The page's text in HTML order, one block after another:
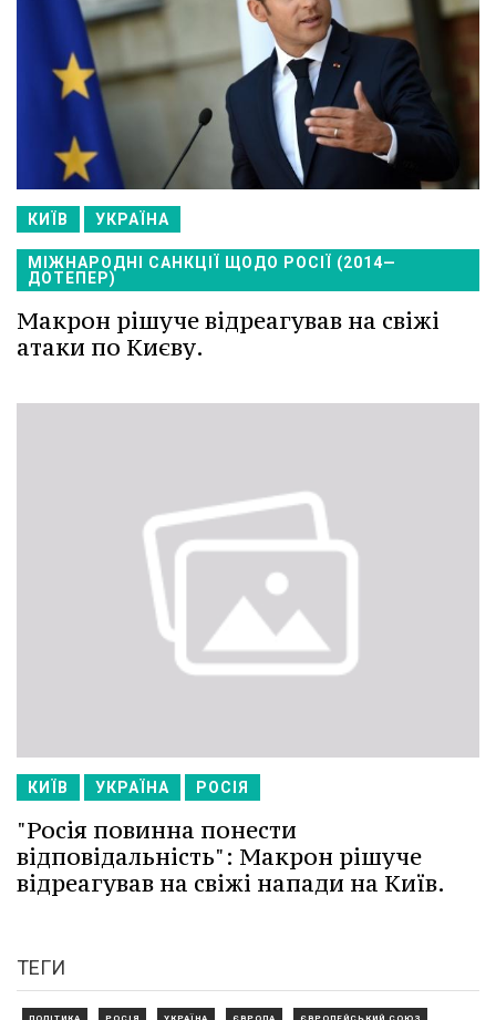
КИЇВ УКРАЇНА
МІЖНАРОДНІ САНКЦІЇ ЩОДО РОСІЇ (2014—
ДОТЕПЕР)
Макрон рішуче відреагував на свіжі
атаки по Києву.
КИЇВ УКРАЇНА РОСІЯ
"Росія повинна понести
відповідальність": Макрон рішуче
відреагував на свіжі напади на Київ.
ТЕГИ